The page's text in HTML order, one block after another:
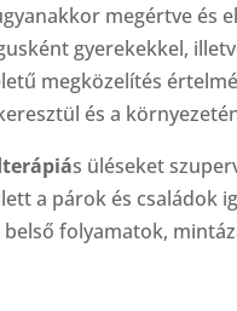
megértve és
gyerekekkel,
megközelítés
és a
s üléseket
a párok és családok
belső folyamatok,